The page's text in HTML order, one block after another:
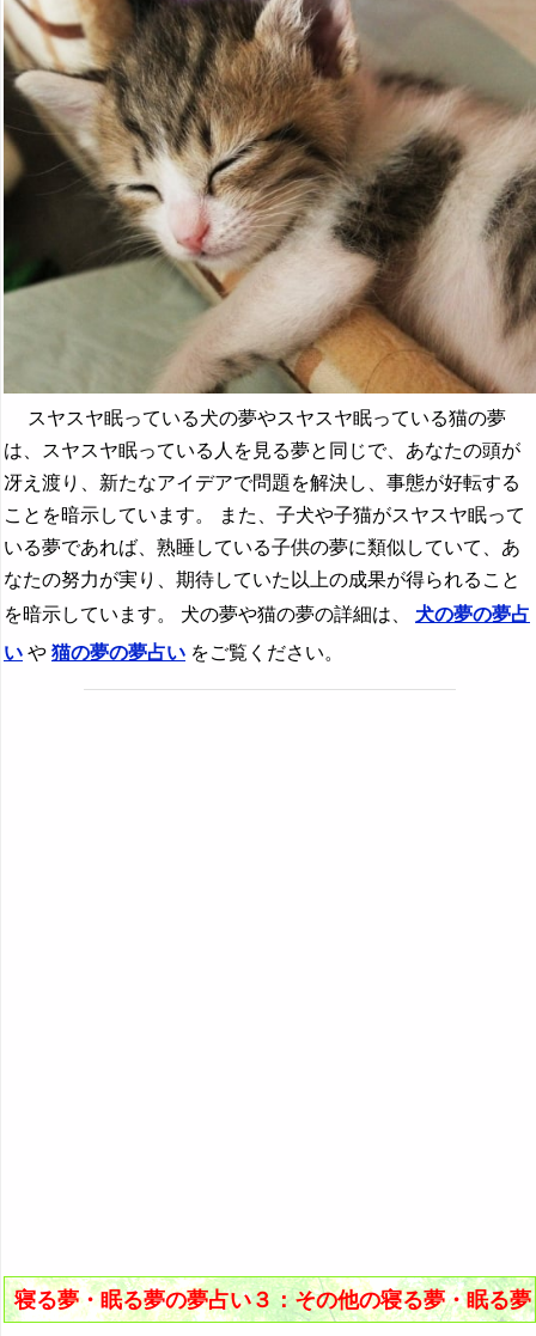
スヤスヤ眠っている犬の夢やスヤスヤ眠っている猫の夢
は、スヤスヤ眠っている人を見る夢と同じで、あなたの頭が
冴え渡り、新たなアイデアで問題を解決し、事態が好転する
ことを暗示しています。 また、子犬や子猫がスヤスヤ眠って
いる夢であれば、熟睡している子供の夢に類似していて、あ
なたの努力が実り、期待していた以上の成果が得られること
を暗示しています。 犬の夢や猫の夢の詳細は、 犬の夢の夢占
い や 猫の夢の夢占い をご覧ください。
寝る夢・眠る夢の夢占い３：その他の寝る夢・眠る夢